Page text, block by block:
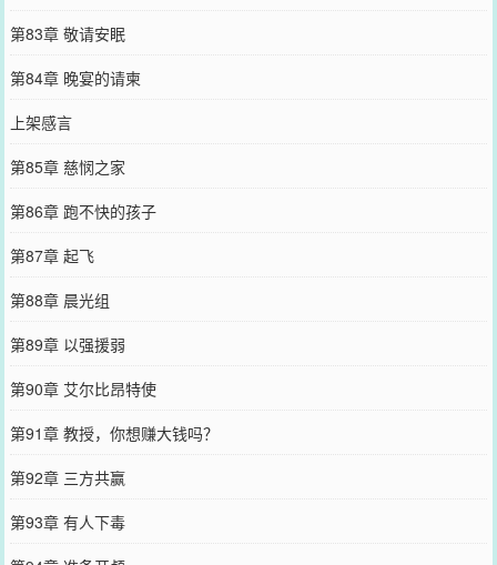
第83章 敬请安眠
第84章 晚宴的请柬
上架感言
第85章 慈悯之家
第86章 跑不快的孩子
第87章 起飞
第88章 晨光组
第89章 以强援弱
第90章 艾尔比昂特使
第91章 教授，你想赚大钱吗？
第92章 三方共赢
第93章 有人下毒